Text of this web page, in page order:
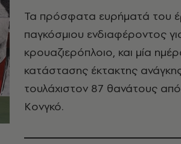
Τα πρόσφατα ευρήματά του
παγκόσμιου ενδιαφέροντος
κρουαζιερόπλοιο, και μία
κατάστασης έκτακτης
τουλάχιστον 87 θανάτους
Κονγκό.